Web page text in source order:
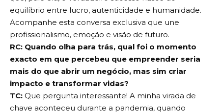
equilíbrio entre lucro, autenticidade e humanidade.
Acompanhe esta conversa exclusiva que une
profissionalismo, emoção e visão de futuro.
RC: Quando olha para trás, qual foi o momento
exacto em que percebeu que empreender seria
mais do que abrir um negócio, mas sim criar
impacto e transformar vidas?
TC: Que pergunta interessante! A minha virada de
chave aconteceu durante a pandemia, quando